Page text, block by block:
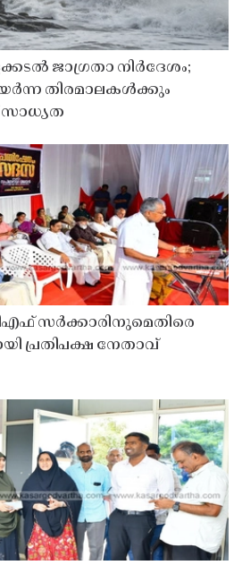
ജാഗ്രതാ നിർദേശം;
തിരമാലകൾക്കും
സർക്കാരിനുമെതിരെ
പ്രതിപക്ഷ നേതാവ്